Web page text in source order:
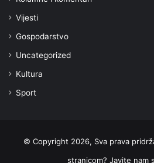
Vijesti
Gospodarstvo
Uncategorized
Kultura
Sport
© Copyright 2026, Sva prava
stranicom? Javite nam